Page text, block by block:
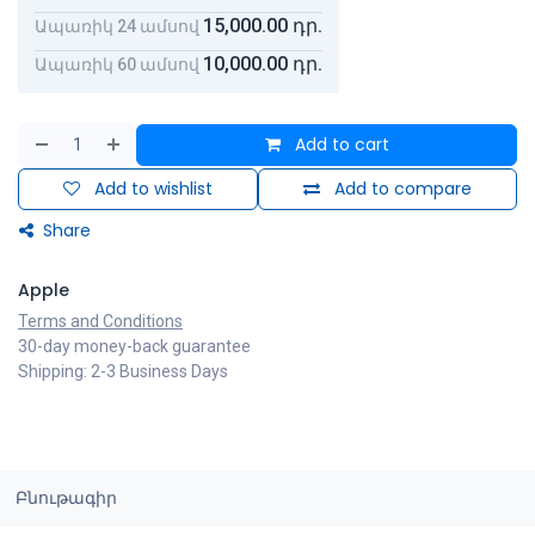
Ապառիկ 24 ամսով 15,000.00 դր.
Ապառիկ 60 ամսով 10,000.00 դր.
Add to cart
Add to compare
Add to wishlist
Share
Apple
Terms and Conditions
30-day money-back guarantee
Shipping: 2-3 Business Days
Բնութագիր